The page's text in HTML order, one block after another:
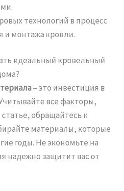
технологий в процесс
и монтажа кровли.
идеальный кровельный
– это инвестиция в
все факторы,
обращайтесь к
материалы, которые
годы. Не экономьте на
надежно защитит вас от